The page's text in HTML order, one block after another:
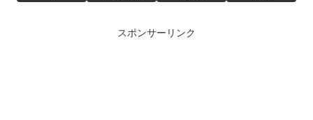
スポンサーリンク